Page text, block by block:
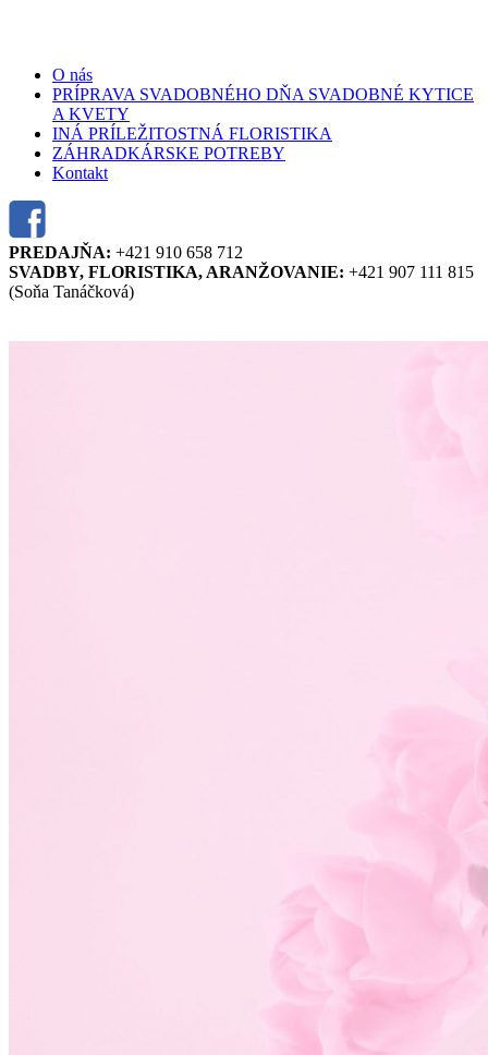
O nás
PRÍPRAVA SVADOBNÉHO DŇA SVADOBNÉ KYTICE
A KVETY
INÁ PRÍLEŽITOSTNÁ FLORISTIKA
ZÁHRADKÁRSKE POTREBY
Kontakt
PREDAJŇA: +421 910 658 712
SVADBY, FLORISTIKA, ARANŽOVANIE: +421 907 111 815
(Soňa Tanáčková)